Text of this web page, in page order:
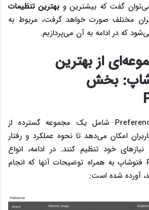
می‌توان گفت که بیشترین وبهترین تنظیمات
مختلف صورت خواهد گرفت، مربوط به
از بهترین
بخش
تنظیمات فتوشاپ Preferences شامل یک مجموعه گسترده از
امکان می‌دهد تا نحوه عملکرد و رفتار
خود تنظیم کنند. در ادامه، انواع
تنظیمات Preferences فتوشاپ به همراه توضیحات آنها که انجام
آورده شده است: